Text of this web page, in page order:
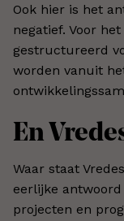
Ook hier is het
negatief. Voor
gestructureerd
worden vanuit
En
Waar staat
eerlijke
projecten en